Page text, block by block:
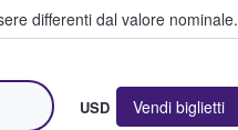
differenti dal valore nominale.
USD Vendi biglietti